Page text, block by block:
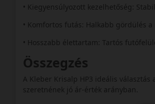
• Kiegyensúlyozott kezelhetőség:
• Komfortos futás: Halkabb gördülés
• Hosszabb élettartam: Tartós
Összegzés
A Kleber Krisalp HP3 ideális
szeretnének jó ár-érték arányban.